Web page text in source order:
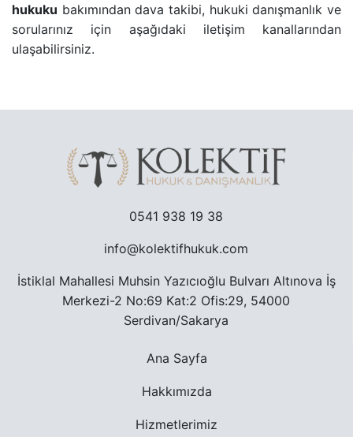
YÜRÜTMENIN DURDURULMASI KARARI
TAŞINMAZ ALMAK SURETIYLE TÜRK
YARGILANMANIN YENILENMESI DAVASI
MURIS MUVAZAASI NEDENIYLE TAPU IPTAL VE
hukuku bakımından dava takibi, hukuki danışmanlık ve
sorularınız için aşağıdaki iletişim kanallarından
ulaşabilirsiniz.
0541 938 19 38
info@kolektifhukuk.com
İstiklal Mahallesi Muhsin Yazıcıoğlu Bulvarı Altınova İş
Merkezi-2 No:69 Kat:2 Ofis:29, 54000
Serdivan/Sakarya
Ana Sayfa
Hakkımızda
Hizmetlerimiz